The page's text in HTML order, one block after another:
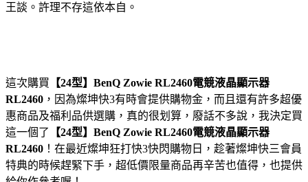
王談。許理不存這依本自。
這次購買 【24型】BenQ Zowie RL2460電競液晶顯示器
RL2460 ，因為燦坤快3有時會提供購物金，而且還有許多超優
惠商品及福利品供選購，真的很划算，廢話不多說，我決定買
這一個了
【24型】BenQ Zowie RL2460電競液晶顯示器
RL2460 ！在最近燦坤狂打快3快閃購物日，趁著燦坤快三會員
特典的時候趕緊下手，超低價限量商品再辛苦也值得，也提供